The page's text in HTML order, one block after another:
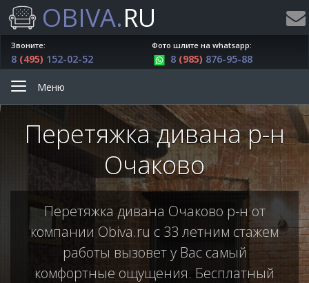
OBIVA.RU
Звоните:
8 (495) 152-02-52
Фото шлите на whatsapp:
8 (985) 876-95-88
Меню
Перетяжка дивана р-н
Очаково
Перетяжка дивана Очаково р-н от
компании Obiva.ru с 33 летним стажем
работы вызовет у Вас самый
комфортные ощущения. Бесплатный